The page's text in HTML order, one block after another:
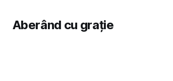
Aberând cu grație